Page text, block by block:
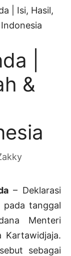
| Isi, Hasil,
|
&
– Deklarasi
pada tanggal
Menteri
Kartawidjaja.
sebagai